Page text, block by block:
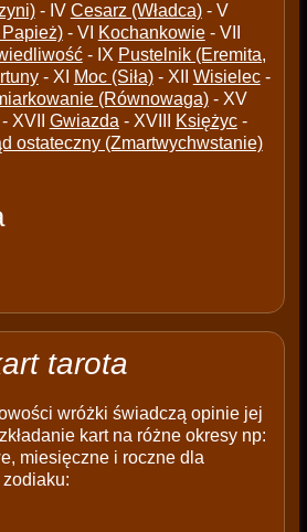
- IV Cesarz (Władca)- V
Papież)- VI Kochankowie- VII
- IX Pustelnik (Eremita,
- XI Moc (Siła)- XII Wisielec-
(Równowaga)- XV
- XVII Gwiazda - XVIII Księżyc-
ostateczny (Zmartwychwstanie)
tarota
wróżki świadczą opinie jej
kart na różne okresy np:
miesięczne i roczne dla